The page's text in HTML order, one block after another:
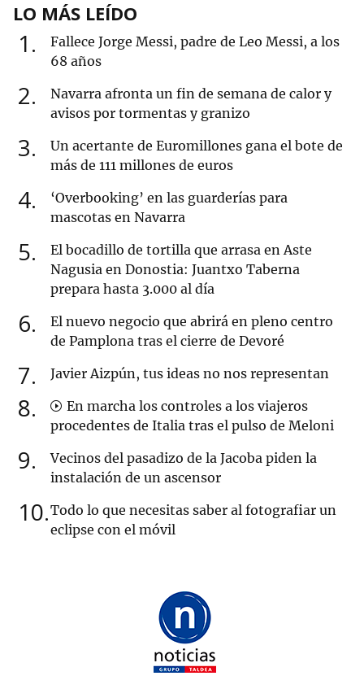
LO MÁS LEÍDO
1
Fallece Jorge Messi, padre de Leo Messi, a los
68 años
2
Navarra afronta un fin de semana de calor y
avisos por tormentas y granizo
3
Un acertante de Euromillones gana el bote de
más de 111 millones de euros
4
‘Overbooking’ en las guarderías para
mascotas en Navarra
5
El bocadillo de tortilla que arrasa en Aste
Nagusia en Donostia: Juantxo Taberna
prepara hasta 3.000 al día
6
El nuevo negocio que abrirá en pleno centro
de Pamplona tras el cierre de Devoré
7 Javier Aizpún, tus ideas no nos representan
8
En marcha los controles a los viajeros
procedentes de Italia tras el pulso de Meloni
9
Vecinos del pasadizo de la Jacoba piden la
instalación de un ascensor
10 Todo lo que necesitas saber al fotografiar un
eclipse con el móvil